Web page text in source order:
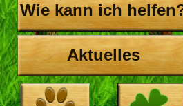
Wie kann ich
Aktuelles